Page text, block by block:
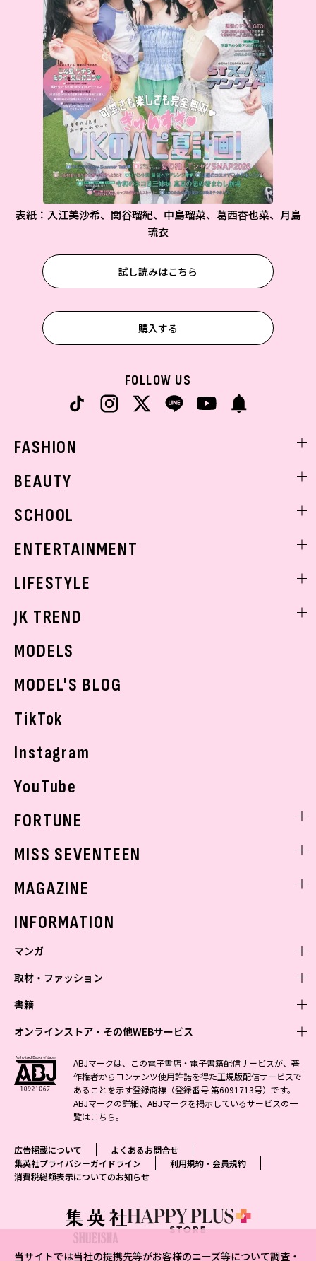
表紙：入江美沙希、関谷瑠紀、中島瑠菜、葛西杏也菜、月島
琉衣
試し読みはこちら
購入する
当サイトでは当社の提携先等がお客様のニーズ等について調査・
FOLLOW US
FASHION
着回し
BEAUTY
ベストコスメ
ボディケア
SCHOOL
学校ヘアメイク
ENTERTAINMENT
K-POP
LIFESTYLE
モデルの購入品
JK TREND
MODELS
MODEL'S BLOG
TikTok
Instagram
YouTube
FORTUNE
MISS SEVENTEEN
MAGAZINE
INFORMATION
マンガ
少年マンガ
Vジャンプ
最強ジャンプ
少年ジャンプ+
ジャンプTOON
ジャンプルーキー！
S-MANGA
集英社コミック文庫
青年マンガ
ZEBRACK
S-MANGA
集英社ジャンプリミックス
週刊ヤングジャンプ
ヤングジャンプ定期購読デジタル
となりのヤングジャンプ
グランドジャンプ
ウルトラジャンプ
少女マンガ
ZEBRACK
S-MANGA
集英社コミック文庫
マーガレット
別冊マーガレット
リマコミ
マンガMeets
女性マンガ
ジャンプTOON
集英社コミック文庫
マンガMee公式サイト
リマコミ
取材・ファッション
ファッション・美容
BAILA
MAQUIA
eclat
T JAPAN
MEN'S NON-NO
集英社オンライン
芸能・情報・スポーツ
週プレNEWS
週プレ グラジャパ!
書籍
文芸・文庫・総合
小説すばる
集英社 文芸ステーション
web 集英社文庫
アジア人物史
学芸・ノンフィクション・新書
1日5分で、明日は変わる よみタイ yomitai
集英社学芸部 - 学芸・ノンフィクション
集英社ビジネス書
集英社新書プラス - 知の水先案内人
kotoba
情報・知識＆オピニオン imidas
ライトノベル・ノベライズ
集英社オレンジ文庫
JUMP j-BOOKS
ダッシュエックス文庫公式サイト
集英社Webマガジン コバルト
集英社の児童図書 S-KIDS.LAND
オンラインストア・その他WEBサービス
オンラインストア
OTO
SHUEISHA MANGA-ART HERITAGE
ジャンプキャラクターズストア
HAPPY PLUS STORE
SHUEISHA VOX
LEEマルシェ
eclat premium
その他WEBサービス
集英社アドナビ
集英社エディターズ・ラボ
ABJマークは、この電子書店・電子書籍配信サービスが、著
作権者からコンテンツ使用許諾を得た正規版配信サービスで
あることを示す登録商標（登録番号 第6091713号）です。
ABJマークの詳細、ABJマークを掲示しているサービスの一
覧はこちら。
広告掲載について
よくあるお問合せ
集英社プライバシーガイドライン
利用規約・会員規約
消費税総額表示についてのお知らせ